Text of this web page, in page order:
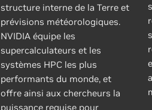
structure interne de la Terre et
prévisions météorologiques.
NVIDIA équipe les
supercalculateurs et les
systèmes HPC les plus
performants du monde, et
offre ainsi aux chercheurs la
puissance requise pour